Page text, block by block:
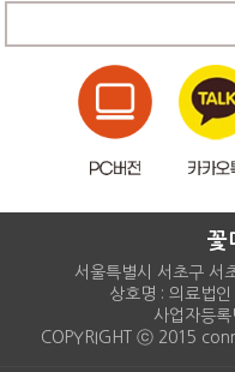
꽃
서울특별시 서초구 서
상호명 : 의료법
사업자등
COPYRIGHT ⓒ 2015